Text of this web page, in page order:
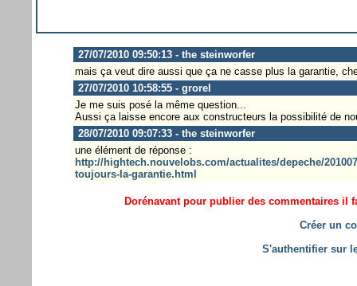
27/07/2010 09:50:13 - the steinworfer
mais ça veut dire aussi que ça ne casse plus la garantie,
27/07/2010 10:58:55 - grorel
Je me suis posé la même question...
Aussi ça laisse encore aux constructeurs la possibilité de
28/07/2010 09:07:33 - the steinworfer
une élément de réponse :
http://hightech.nouvelobs.com/actualites/depeche/
toujours-la-garantie.html
Dorénavant pour publier des commentaires il
Créer un
S'authentifier sur